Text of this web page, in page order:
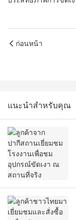
ก่อนหน้า
แนะนำสำหรับคุณ